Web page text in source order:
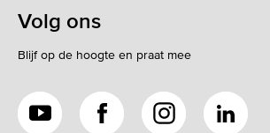
Volg ons
Blijf op de hoogte en praat mee
YouTube FacebookInstagramLinkedIn